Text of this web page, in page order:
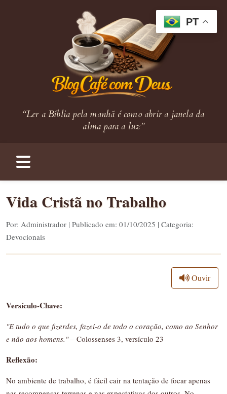
PT
“Ler a Bíblia pela manhã é como abrir a janela da
alma para a luz”
Vida Cristã no Trabalho
Por: Administrador | Publicado em: 01/10/2025 | Categoria:
Devocionais
Ouvir
Versículo-Chave:
"E tudo o que fizerdes, fazei-o de todo o coração, como ao Senhor
e não aos homens."– Colossenses 3, versículo 23
Reflexão:
No ambiente de trabalho, é fácil cair na tentação de focar apenas